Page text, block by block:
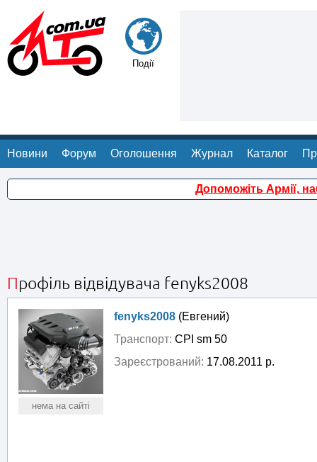
Події
Новини Форум Оголошення Журнал Каталог
Допоможіть Армії,
Профіль відвідувача fenyks2008
нема на сайті
fenyks2008 (Евгений)
Транспорт: CPI sm 50
Зареєстрований: 17.08.2011 р.